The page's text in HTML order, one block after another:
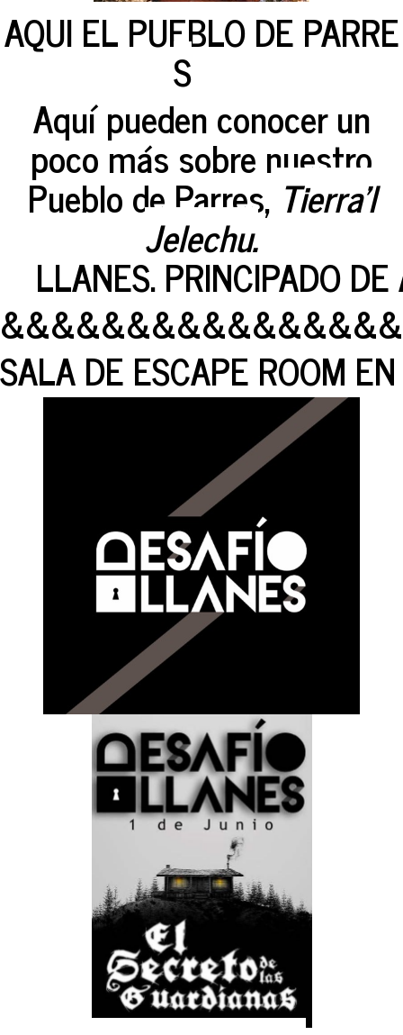
AQUI EL PUEBLO DE PARRE
S
Aquí pueden conocer un
poco más sobre nuestro
Pueblo de Parres, Tierra'l
Jelechu.
LLANES. PRINCIPADO
SALA DE ESCAPE ROOM